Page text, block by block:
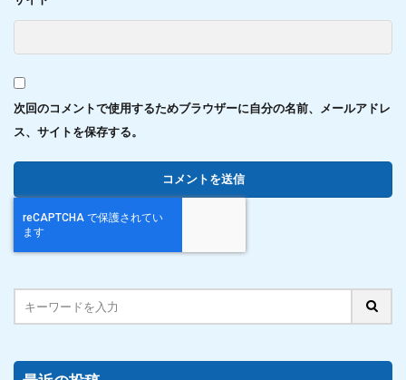
次回のコメントで使用するためブラウザーに自分の名前、メールアドレ
ス、サイトを保存する。